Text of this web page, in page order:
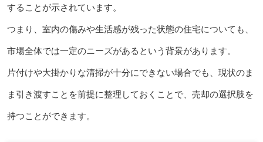
することが示されています。
つまり、室内の傷みや生活感が残った状態の住宅についても、
市場全体では一定のニーズがあるという背景があります。
片付けや大掛かりな清掃が十分にできない場合でも、現状のま
ま引き渡すことを前提に整理しておくことで、売却の選択肢を
持つことができます。